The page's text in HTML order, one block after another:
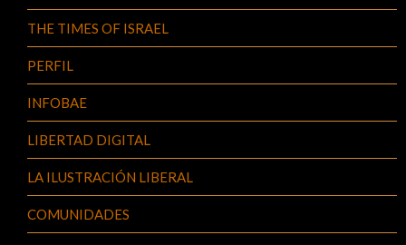
THE TIMES OF ISRAEL
PERFIL
INFOBAE
LIBERTAD DIGITAL
LA ILUSTRACIÓN LIBERAL
COMUNIDADES